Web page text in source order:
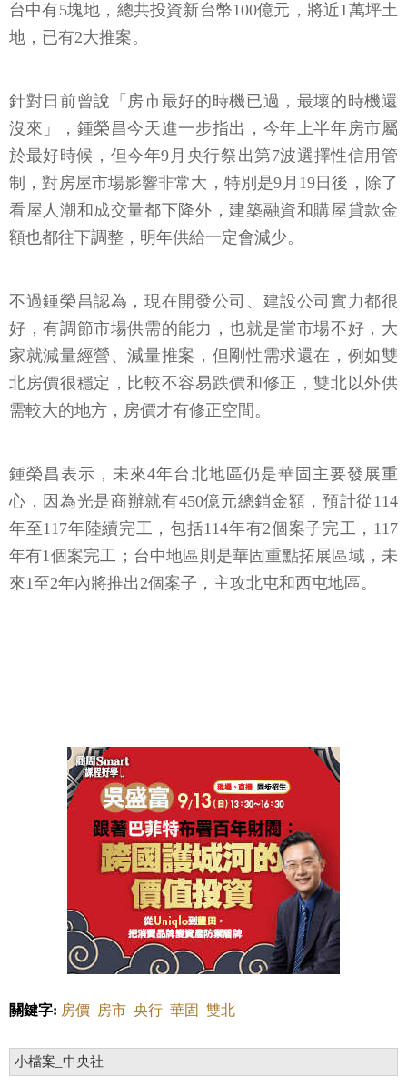
台中有5塊地，總共投資新台幣100億元，將近1萬坪土
地，已有2大推案。
針對日前曾說「房市最好的時機已過，最壞的時機還
沒來」，鍾榮昌今天進一步指出，今年上半年房市屬
於最好時候，但今年9月央行祭出第7波選擇性信用管
制，對房屋市場影響非常大，特別是9月19日後，除了
看屋人潮和成交量都下降外，建築融資和購屋貸款金
額也都往下調整，明年供給一定會減少。
不過鍾榮昌認為，現在開發公司、建設公司實力都很
好，有調節市場供需的能力，也就是當市場不好，大
家就減量經營、減量推案，但剛性需求還在，例如雙
北房價很穩定，比較不容易跌價和修正，雙北以外供
需較大的地方，房價才有修正空間。
鍾榮昌表示，未來4年台北地區仍是華固主要發展重
心，因為光是商辦就有450億元總銷金額，預計從114
年至117年陸續完工，包括114年有2個案子完工，117
年有1個案完工；台中地區則是華固重點拓展區域，未
來1至2年內將推出2個案子，主攻北屯和西屯地區。
關鍵字: 房價 房市 央行 華固 雙北
小檔案_中央社